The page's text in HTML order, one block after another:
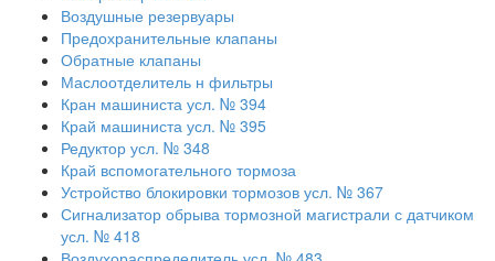
Воздушные резервуары
Предохранительные клапаны
Обратные клапаны
Маслоотделитель н фильтры
Кран машиниста усл. № 394
Край машиниста усл. № 395
Редуктор усл. № 348
Край вспомогательного тормоза
Устройство блокировки тормозов усл. № 367
Сигнализатор обрыва тормозной магистрали с датчиком
усл. № 418